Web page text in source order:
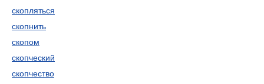
скопляться
скопнить
скопом
скопческий
скопчество